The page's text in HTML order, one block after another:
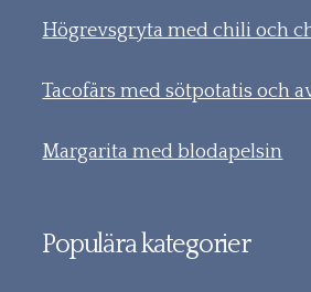
Högrevsgryta med chili och
Tacofärs med sötpotatis och
Margarita med blodapelsin
Populära kategorier